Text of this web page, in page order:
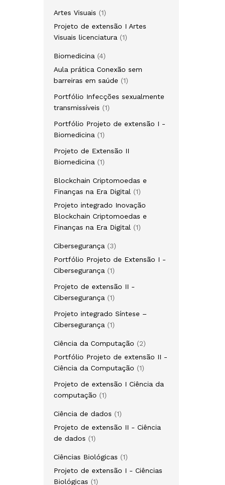
Artes Visuais
11
produto
Projeto de extensão I Artes
Visuais licenciatura
11
Biomedicina
44
produtos
Aula prática Conexão sem
barreiras em saúde
11
Portfólio Infecções sexualmente
transmissíveis
11
Portfólio Projeto de extensão I -
Biomedicina
11
Projeto de Extensão II
Biomedicina
11
Blockchain Criptomoedas e
Finanças na Era Digital
11
produto
Projeto integrado Inovação
Blockchain Criptomoedas e
Finanças na Era Digital
11
Cibersegurança
33
produtos
Portfólio Projeto de Extensão I -
Cibersegurança
11
Projeto de extensão II -
Cibersegurança
11
Projeto integrado Síntese –
Cibersegurança
11
Ciência da Computação
22
produtos
Portfólio Projeto de extensão II -
Ciência da Computação
11
Projeto de extensão I Ciência da
computação
11
Ciência de dados
11
produto
Projeto de extensão II - Ciência
de dados
11
Ciências Biológicas
11
produto
Projeto de extensão I - Ciências
Biológicas
11